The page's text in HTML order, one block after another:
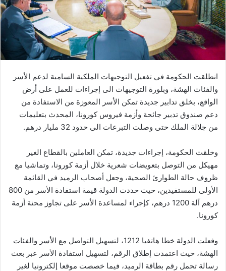
إ
ل
ت
ر
ن
ي
ا
انطلقت الحكومة في تفعيل التوجيهات الملكية السامية لدعم الأسر
والفئات الهشة، وبلورة التوجيهات الى إجراءات للعمل على أرض
الواقع، بخلق تدابير جديدة تمكن الأسر المعوزة من الاستفادة من
دعم صندوق تدبير جائحة وأزمة فيروس كورونا، المحدث بتعليمات
من جلالة الملك حتى وصلت التبرعات الى حدود 32 مليار درهم.
وخلقت الحكومة، إجراءات جديدة، تمكن العاملين بالقطاع الغير
مهيكل من التوصل بتعويضات شعرية خلال أزمة كورونا، وتماشيا مع
ظروف حالة الطوارئ الصحية، وجعل أصحاب الرميد في القائمة
الأولى للمستفيدين، حيث حددت الدولة قيمة استفادة الأسر من 800
درهم آلة 1200 درهم، كإجراء لمساعدة الأسر على تجاوز محنة أزمة
كورونا.
وفعلت الدولة خطا هاتفيا 1212، لتسهيل التواصل مع الأسر والفئات
الهشة، حيث اعتمدت إطلاق الرقم، لتسهيل استفادة الأسر عبر بعث
رسالة تحمل رقم بطاقة الرميد، فيما خصصت موقعا إلكترونيا لغير